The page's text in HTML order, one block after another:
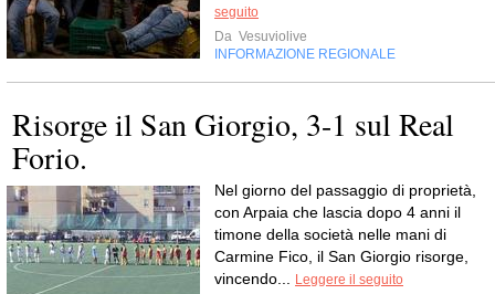
seguito
Da Vesuviolive
INFORMAZIONE REGIONALE
Risorge il San Giorgio, 3-1 sul Real
Forio.
Nel giorno del passaggio di proprietà,
con Arpaia che lascia dopo 4 anni il
timone della società nelle mani di
Carmine Fico, il San Giorgio risorge,
vincendo... Leggere il seguito